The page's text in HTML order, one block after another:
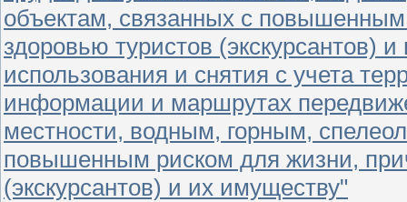
объектам, связанных с
здоровью туристов (экскурсантов)
использования и снятия с учета
информации и маршрутах
местности, водным, горным,
повышенным риском для жизни,
(экскурсантов) и их имуществу"